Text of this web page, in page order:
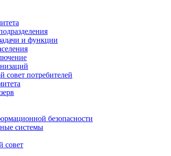
и функции
совет потребителей
безопасности
системы
совет